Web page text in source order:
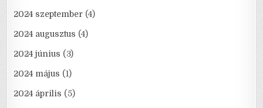
2024 szeptember (4)
2024 augusztus (4)
2024 június (3)
2024 május (1)
2024 április (5)